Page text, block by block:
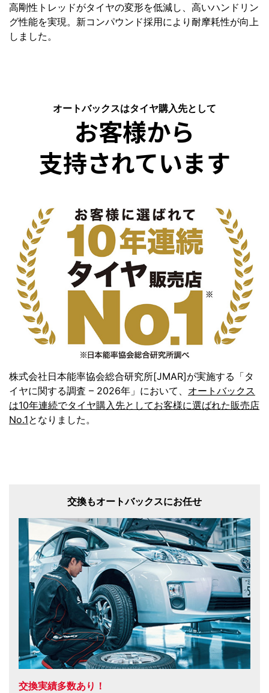
高剛性トレッドがタイヤの変形を低減し、高いハンドリン
グ性能を実現。新コンパウンド採用により耐摩耗性が向上
しました。
オートバックスはタイヤ購入先として
お客様から
支持されています
株式会社日本能率協会総合研究所[JMAR]が実施する「タ
イヤに関する調査 – 2026年」において、 オートバックス
は10年連続でタイヤ購入先としてお客様に選ばれた販売店
No.1となりました。
交換もオートバックスにお任せ
交換実績多数あり！